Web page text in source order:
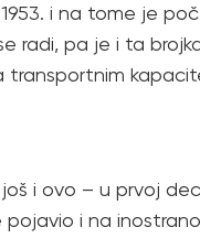
i na tome je
radi, pa je i ta
transportnim
i ovo – u prvoj
pojavio i na